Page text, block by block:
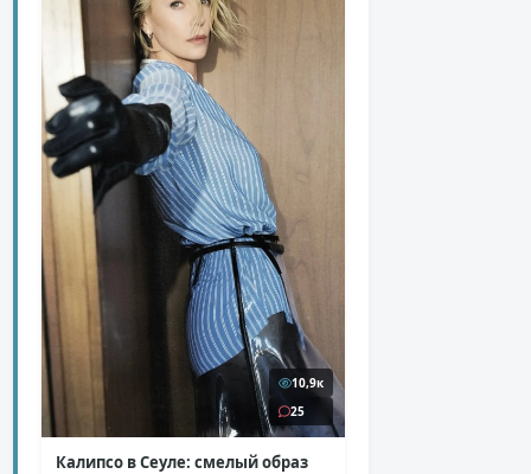
10,9к
25
Калипсо в Сеуле: смелый образ